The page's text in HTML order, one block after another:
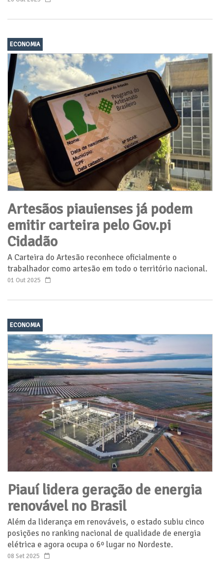
ECONOMIA
Artesãos piauienses já podem
emitir carteira pelo Gov.pi
Cidadão
A Carteira do Artesão reconhece oficialmente o
trabalhador como artesão em todo o território nacional.
01 Out 2025
ECONOMIA
Piauí lidera geração de energia
renovável no Brasil
Além da liderança em renováveis, o estado subiu cinco
posições no ranking nacional de qualidade de energia
elétrica e agora ocupa o 6º lugar no Nordeste.
08 Set 2025